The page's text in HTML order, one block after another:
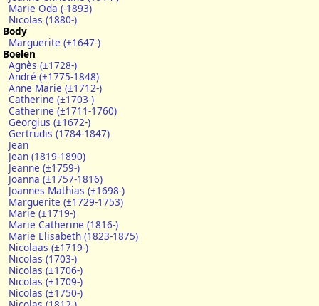
Marie Oda (-1893)
Nicolas (1880-)
Body
Marguerite (±1647-)
Boelen
Agnès (±1728-)
André (±1775-1848)
Anne Marie (±1712-)
Catherine (±1703-)
Catherine (±1711-1760)
Georgius (±1672-)
Gertrudis (1784-1847)
Jean
Jean (1819-1890)
Jeanne (±1759-)
Joanna (±1757-1816)
Joannes Mathias (±1698-)
Marguerite (±1729-1753)
Marie (±1719-)
Marie Catherine (1816-)
Marie Elisabeth (1823-1875)
Nicolaas (±1719-)
Nicolas (1703-)
Nicolas (±1706-)
Nicolas (±1709-)
Nicolas (±1750-)